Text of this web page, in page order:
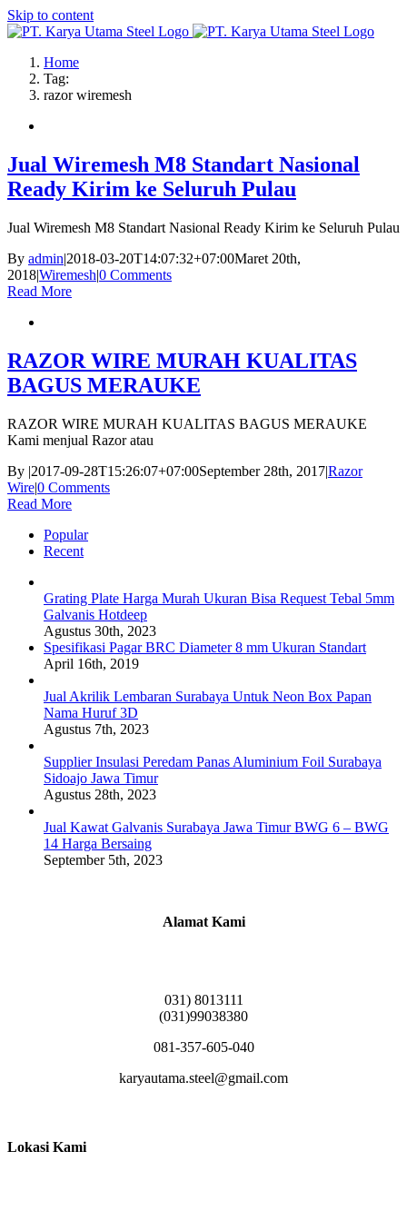
Skip to content
Home
Tag:
razor wiremesh
Jual Wiremesh M8 Standart Nasional
Ready Kirim ke Seluruh Pulau
Jual Wiremesh M8 Standart Nasional Ready Kirim ke Seluruh Pulau
By admin|2018-03-20T14:07:32+07:00Maret 20th,
2018|Wiremesh|0 Comments
Read More
RAZOR WIRE MURAH KUALITAS
BAGUS MERAUKE
RAZOR WIRE MURAH KUALITAS BAGUS MERAUKE
Kami menjual Razor atau
By |2017-09-28T15:26:07+07:00September 28th, 2017|Razor
Wire|0 Comments
Read More
Popular
Recent
Grating Plate Harga Murah Ukuran Bisa Request Tebal 5mm
Galvanis Hotdeep
Agustus 30th, 2023
Spesifikasi Pagar BRC Diameter 8 mm Ukuran Standart
April 16th, 2019
Jual Akrilik Lembaran Surabaya Untuk Neon Box Papan
Nama Huruf 3D
Agustus 7th, 2023
Supplier Insulasi Peredam Panas Aluminium Foil Surabaya
Sidoajo Jawa Timur
Agustus 28th, 2023
Jual Kawat Galvanis Surabaya Jawa Timur BWG 6 – BWG
14 Harga Bersaing
September 5th, 2023
Alamat Kami
031) 8013111
(031)99038380
081-357-605-040
karyautama.steel@gmail.com
Lokasi Kami